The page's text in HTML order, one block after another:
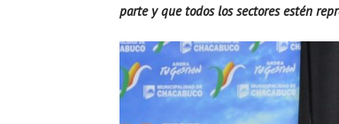
parte y que todos los sectores estén